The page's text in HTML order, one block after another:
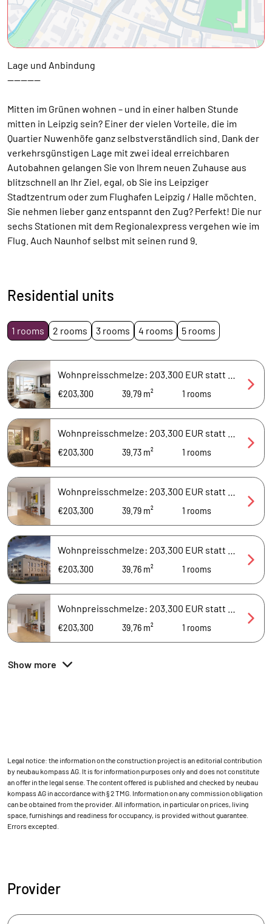
Lage und Anbindung
----------
Mitten im Grünen wohnen – und in einer halben Stunde
mitten in Leipzig sein? Einer der vielen Vorteile, die im
Quartier Nuwenhöfe ganz selbstverständlich sind. Dank der
verkehrsgünstigen Lage mit zwei ideal erreichbaren
Autobahnen gelangen Sie von Ihrem neuen Zuhause aus
blitzschnell an Ihr Ziel, egal, ob Sie ins Leipziger
Stadtzentrum oder zum Flughafen Leipzig / Halle möchten.
Sie nehmen lieber ganz entspannt den Zug? Perfekt! Die nur
sechs Stationen mit dem Regionalexpress vergehen wie im
Flug. Auch Naunhof selbst mit seinen rund 9.
Residential units
1 rooms 2 rooms 3 rooms 4 rooms 5 rooms
€203,300
39.79 m² 1 rooms
€203,300
39.73 m² 1 rooms
€203,300
39.79 m² 1 rooms
€203,300
39.76 m² 1 rooms
€203,300
39.76 m² 1 rooms
Show more
Legal notice: the information on the construction project is an editorial contribution
by neubau kompass AG. It is for information purposes only and does not constitute
an offer in the legal sense. The content offered is published and checked by neubau
kompass AG in accordance with § 2 TMG. Information on any commission obligation
can be obtained from the provider. All information, in particular on prices, living
space, furnishings and readiness for occupancy, is provided without guarantee.
Errors excepted.
Provider